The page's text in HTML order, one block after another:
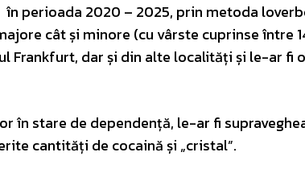
perioada 2020 – 2025, prin metoda
cât și minore (cu vârste cuprinse între
Frankfurt, dar și din alte localități și le-ar fi
în stare de dependență, le-ar fi
cantități de cocaină și „cristal”.